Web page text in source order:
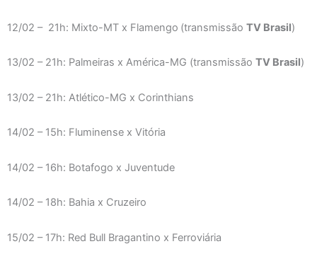
12/02 – 21h: Mixto-MT x Flamengo (transmissão TV Brasil)
13/02 – 21h: Palmeiras x América-MG (transmissão TV Brasil)
13/02 – 21h: Atlético-MG x Corinthians
14/02 – 15h: Fluminense x Vitória
14/02 – 16h: Botafogo x Juventude
14/02 – 18h: Bahia x Cruzeiro
15/02 – 17h: Red Bull Bragantino x Ferroviária